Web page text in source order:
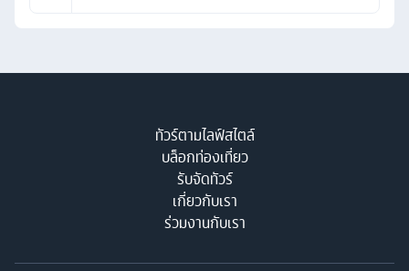
ทัวร์ตามไลฟ์สไตล์
บล็อกท่องเที่ยว
รับจัดทัวร์
เกี่ยวกับเรา
ร่วมงานกับเรา